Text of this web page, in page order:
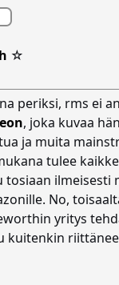
☆
periksi, rms ei
, joka kuvaa
ja muita
tulee
tosiaan ilmeisesti
No,
yritys
kuitenkin